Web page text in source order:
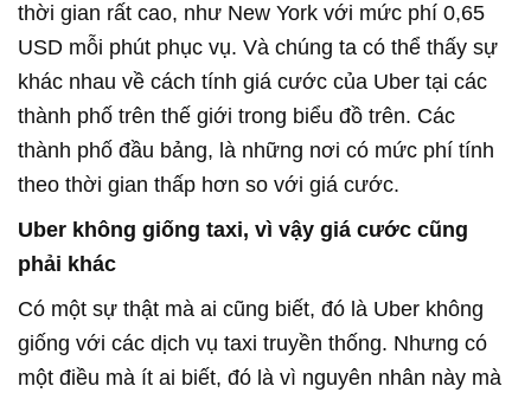
thời gian rất cao, như New York với mức phí 0,65
USD mỗi phút phục vụ. Và chúng ta có thể thấy sự
khác nhau về cách tính giá cước của Uber tại các
thành phố trên thế giới trong biểu đồ trên. Các
thành phố đầu bảng, là những nơi có mức phí tính
theo thời gian thấp hơn so với giá cước.
Uber không giống taxi, vì vậy giá cước cũng
phải khác
Có một sự thật mà ai cũng biết, đó là Uber không
giống với các dịch vụ taxi truyền thống. Nhưng có
một điều mà ít ai biết, đó là vì nguyên nhân này mà